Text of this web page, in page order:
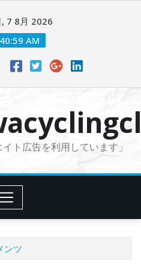
7 8月 2026
AM
ト広告を利用しています」
ンツ